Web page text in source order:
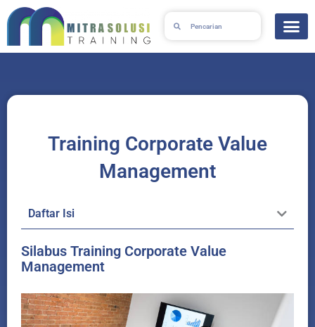
Skip
to
Training Corporate Value
Management
Daftar Isi
Silabus Training Corporate Value
Management